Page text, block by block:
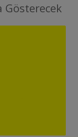
Gösterecek